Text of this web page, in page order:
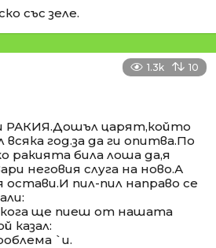
със зеле.
1.3k 10
РАКИЯ.Дошъл царят,който
год.за да ги опитва.По
ракията била лоша да,я
неговия слуга на ново.А
остави.И пил-пил направо се
кога ще пиеш от нашата
казал:
`и.